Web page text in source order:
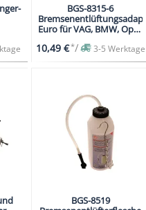
BGS-8315-6
Euro für VAG, BMW, Opel,
10,49 €*/ 3-5 Werktage
BGS-8519